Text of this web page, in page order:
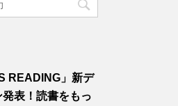
READING」新デ
発表！読書をもっ